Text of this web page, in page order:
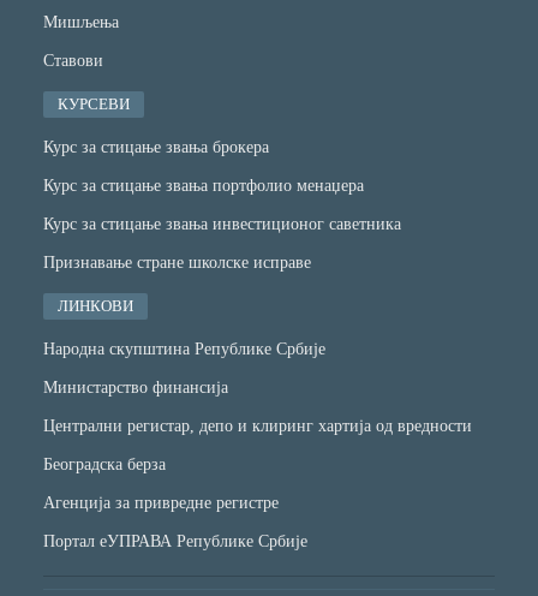
Мишљења
Ставови
КУРСЕВИ
Курс за стицање звања брокера
Курс за стицање звања портфолио менаџера
Курс за стицање звања инвестиционог саветника
Признавање стране школске исправе
ЛИНКОВИ
Народна скупштина Републике Србије
Министарство финансијa
Централни регистар, депо и клиринг хартија од вредности
Београдска берза
Агенција за привредне регистре
Портал еУПРАВА Републике Србије